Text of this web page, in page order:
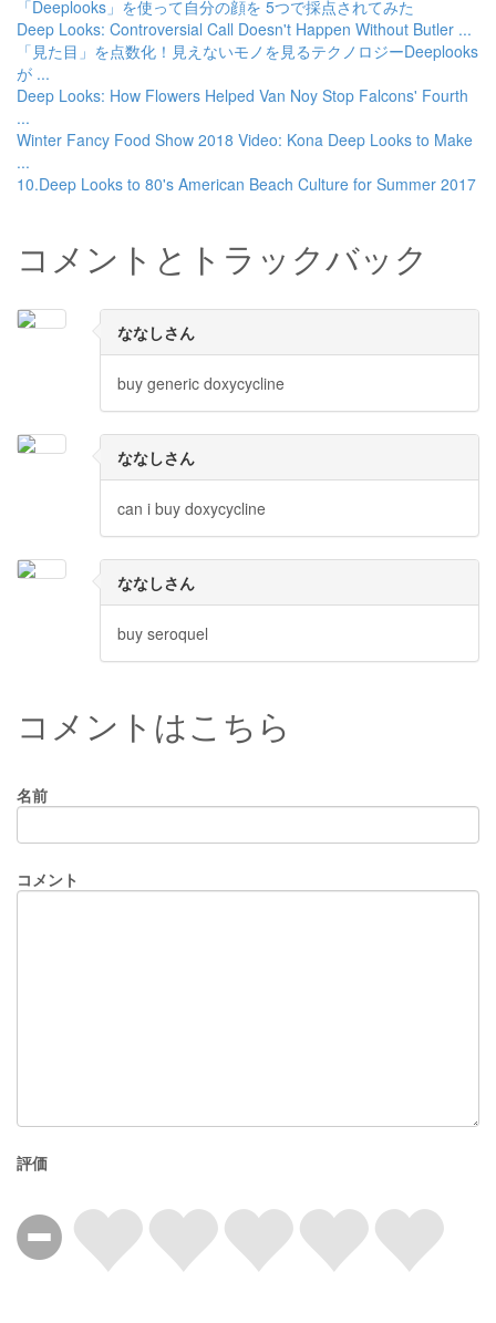
「Deeplooks」を使って自分の顔を 5つで採点されてみた
Deep Looks: Controversial Call Doesn't Happen Without Butler ...
「見た目」を点数化！見えないモノを見るテクノロジーDeeplooks
が ...
Deep Looks: How Flowers Helped Van Noy Stop Falcons' Fourth
...
Winter Fancy Food Show 2018 Video: Kona Deep Looks to Make
...
10.Deep Looks to 80's American Beach Culture for Summer 2017
コメントとトラックバック
ななしさん
buy generic doxycycline
ななしさん
can i buy doxycycline
ななしさん
buy seroquel
コメントはこちら
名前
コメント
評価